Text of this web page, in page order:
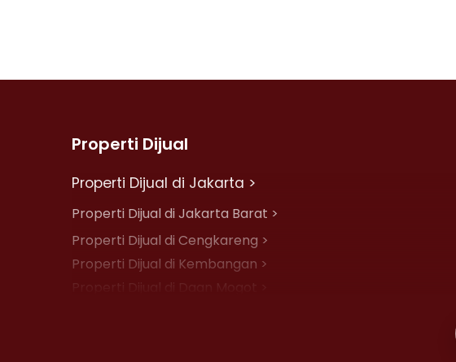
Properti Dijual
Properti Dijual di Jakarta >
Properti Dijual di Jakarta Barat >
Properti Dijual di Cengkareng >
Properti Dijual di Kembangan >
Properti Dijual di Daan Mogot >